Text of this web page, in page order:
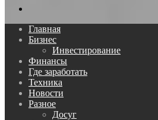
Главная
Бизнес
Инвестирование
Финансы
Где заработать
Техника
Новости
Разное
Досуг